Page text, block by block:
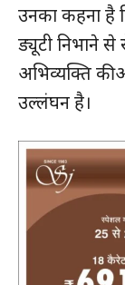
उनका कहना है
ड्यूटी निभाने
अभिव्यक्ति की
उल्लंघन है।